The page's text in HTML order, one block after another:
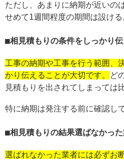
ただし、あまりに納期が近いの
せめて1週間程度の期間は設ける
相見積もりの条件をしっかり
工事の納期や工事を行う範囲、
かり伝えることが大切です。
ど
見積もりを出されてしまっては
特に納期は発注する前に確認し
相見積もりの結果選ばなかっ
選ばれなかった業者には必ずお